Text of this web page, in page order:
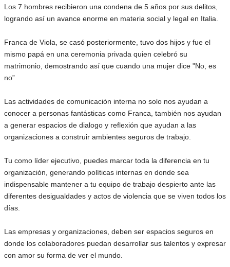
Los 7 hombres recibieron una condena de 5 años por sus delitos,
logrando así un avance enorme en materia social y legal en Italia.
Franca de Viola, se casó posteriormente, tuvo dos hijos y fue el
mismo papá en una ceremonia privada quien celebró su
matrimonio, demostrando así que cuando una mujer dice "No, es
no”
Las actividades de comunicación interna no solo nos ayudan a
conocer a personas fantásticas como Franca, también nos ayudan
a generar espacios de dialogo y reflexión que ayudan a las
organizaciones a construir ambientes seguros de trabajo.
Tu como líder ejecutivo, puedes marcar toda la diferencia en tu
organización, generando políticas internas en donde sea
indispensable mantener a tu equipo de trabajo despierto ante las
diferentes desigualdades y actos de violencia que se viven todos los
días.
Las empresas y organizaciones, deben ser espacios seguros en
donde los colaboradores puedan desarrollar sus talentos y expresar
con amor su forma de ver el mundo.